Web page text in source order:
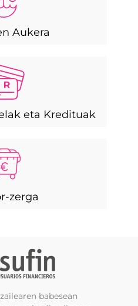
Aukera
eta Kredituak
zerga
babesean